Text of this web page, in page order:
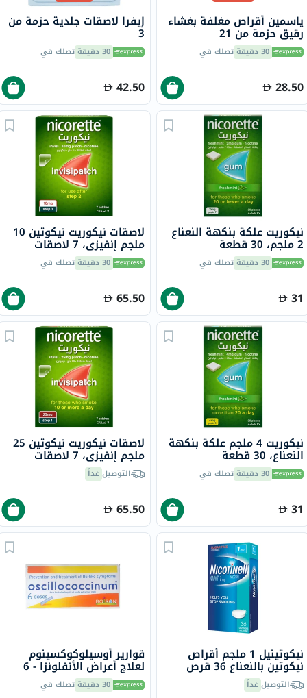
ياسمين أقراص مغلفة بغشاء
رقيق حزمة من 21
30 دقيقة تصلك في
28.50
إيفرا لاصقات جلدية حزمة من
3
30 دقيقة تصلك في
42.50
نيكوريت علكة بنكهة النعناع
2 ملجم، 30 قطعة
30 دقيقة تصلك في
31
لاصقات نيكوريت نيكوتين 10
ملجم إنفيزي، 7 لاصقات
30 دقيقة تصلك في
65.50
نيكوريت 4 ملجم علكة بنكهة
النعناع، ​​30 قطعة
30 دقيقة تصلك في
31
لاصقات نيكوريت نيكوتين 25
ملجم إنفيزي، 7 لاصقات
التوصيلغداً
65.50
نيكوتينيل 1 ملجم أقراص
نيكوتين بالنعناع 36 قرص
التوصيلغداً
قوارير أوسيلوكوكسينوم
لعلاج أعراض الأنفلونزا - 6
قوارير 30 دقيقة تصلك في